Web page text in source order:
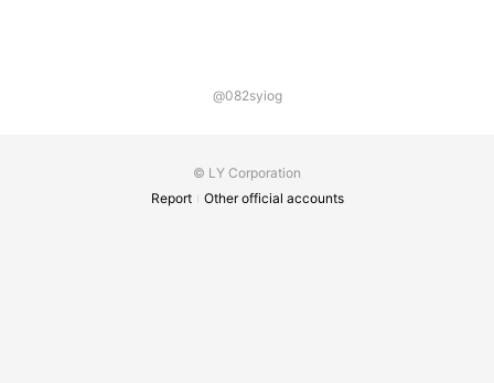
@082syiog
© LY Corporation
Report
Other official accounts